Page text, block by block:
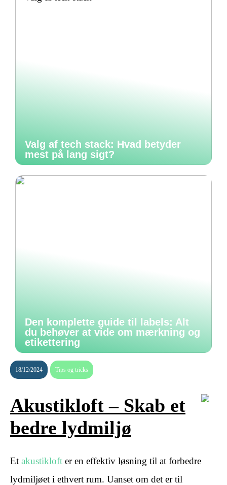
Valg af tech stack: Hvad betyder
mest på lang sigt?
Den komplette guide til labels: Alt
du behøver at vide om mærkning og
etikettering
18/12/2024 Tips og tricks
Akustikloft – Skab et
bedre lydmiljø
Et akustikloft er en effektiv løsning til at forbedre
lydmiljøet i ethvert rum. Uanset om det er til